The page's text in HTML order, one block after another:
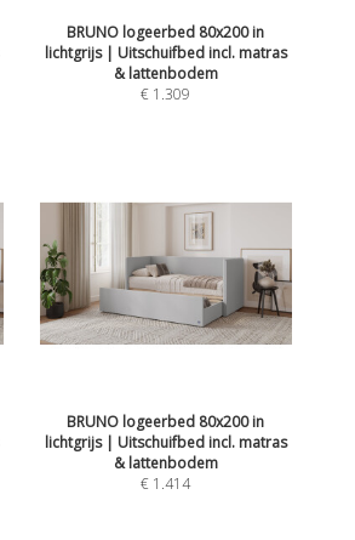
BRUNO logeerbed 80x200 in
lichtgrijs | Uitschuifbed incl. matras
& lattenbodem
€ 1.309
BRUNO logeerbed 80x200 in
lichtgrijs | Uitschuifbed incl. matras
& lattenbodem
€ 1.414